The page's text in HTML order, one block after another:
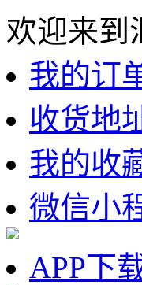
欢迎来到
我的订
收货地
我的收
微信小
APP下